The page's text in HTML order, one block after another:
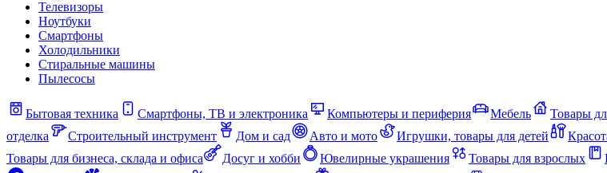
Телевизоры
Ноутбуки
Смартфоны
Холодильники
Стиральные машины
Пылесосы
Бытовая техника Смартфоны, ТВ и электроника Компьютеры и периферия Мебель Товары
отделка
Строительный инструмент Дом и сад Авто и мото Игрушки, товары для детей
Товары для бизнеса, склада и офиса
Досуг и хобби Ювелирные украшения Товары для взрослых